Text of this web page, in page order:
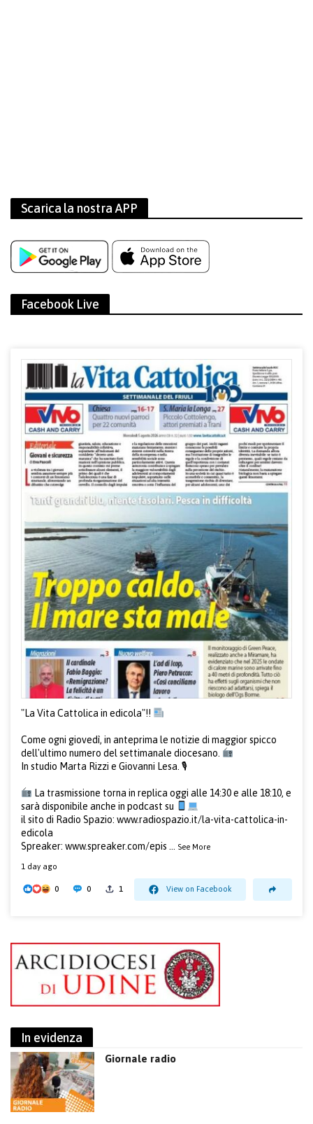
Scarica la nostra APP
Facebook Live
"La Vita Cattolica in edicola"!!
Come ogni giovedì, in anteprima le notizie di maggior spicco
dell'ultimo numero del settimanale diocesano.
In studio Marta Rizzi e Giovanni Lesa. 🎙
La trasmissione torna in replica oggi alle 14:30 e alle 18:10, e
sarà disponibile anche in podcast su
il sito di Radio Spazio: www.radiospazio.it/la-vita-cattolica-in-
edicola
Spreaker: www.spreaker.com/epis See More
1 day ago
0 0 1 View on Facebook
In evidenza
Giornale radio